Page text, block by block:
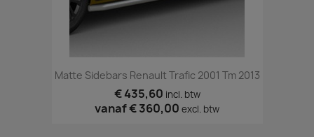
Matte Sidebars Renault Trafic 2001 Tm 2013
€ 435,60 incl. btw
vanaf€ 360,00 excl. btw